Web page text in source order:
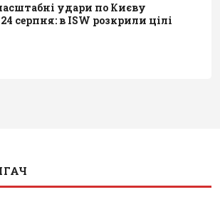
удари по Києву
серпня: в ISW розкрили цілі